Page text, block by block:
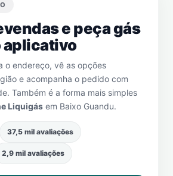
e peça gás
aplicativo
o endereço, vê as opções
e acompanha o pedido com
Também é a forma mais simples
Liquigás em Baixo Guandu.
37,5 mil avaliações
2,9 mil avaliações